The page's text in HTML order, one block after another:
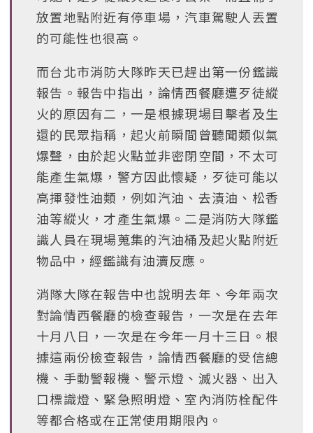
放置地點附近有停車場，汽車駕駛人丟置
的可能性也很高。
而台北市消防大隊昨天已趕出第一份鑑識
報告。報告中指出，論情西餐廳遭歹徒縱
火的原因有二，一是根據現場目擊者及生
還的民眾指稱，起火前瞬間曾聽聞類似氣
爆聲，由於起火點並非密閉空間，不太可
能產生氣爆，警方因此懷疑，歹徒可能以
高揮發性油類，例如汽油、去漬油、松香
油等縱火，才產生氣爆。二是消防大隊鑑
識人員在現場蒐集的汽油桶及起火點附近
物品中，經鑑識有油瀆反應。
消隊大隊在報告中也說明去年、今年兩次
對論情西餐廳的檢查報告，一次是在去年
十月八日，一次是在今年一月十三日。根
據這兩份檢查報告，論情西餐廳的受信總
機、手動警報機、警示燈、滅火器、出入
口標識燈、緊急照明燈、室內消防栓配件
等都合格或在正常使用期限內。